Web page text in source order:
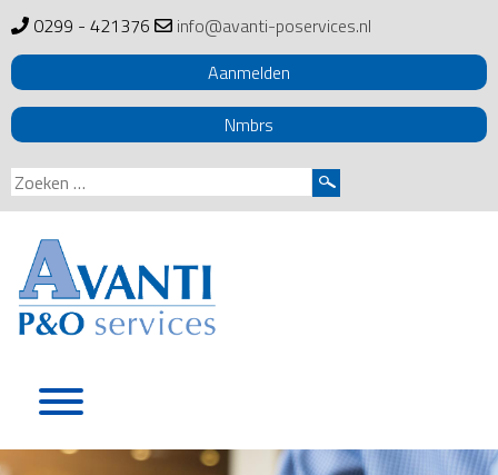
0299 - 421376
info@avanti-poservices.nl
Aanmelden
Nmbrs
Zoeken
naar: